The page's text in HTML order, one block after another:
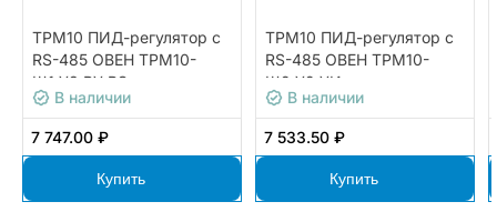
ТРМ10 ПИД-регулятор с
RS-485 ОВЕН ТРМ10-
Щ1.У3.РУ.RS
В наличии
7 747.00 ₽
Купить
ТРМ10 ПИД-регулятор с
RS-485 ОВЕН ТРМ10-
Щ2.У2.УИ
В наличии
7 533.50 ₽
Купить